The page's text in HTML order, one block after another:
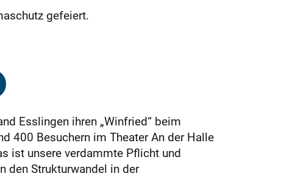
gefeiert.
Esslingen ihren „Winfried“ beim
400 Besuchern im Theater An der Halle
ist unsere verdammte Pflicht und
den Strukturwandel in der